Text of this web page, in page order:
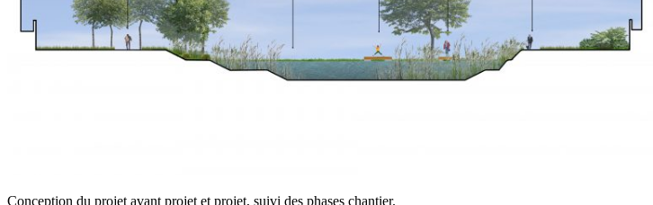
Conception du projet avant projet et projet, suivi des phases chantier.